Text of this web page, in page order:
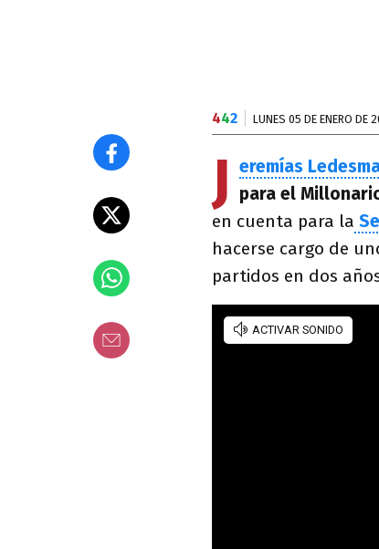
442 LUNES 05 DE ENERO DE
J eremías
para el
en cuenta para la
hacerse cargo de
partidos en dos